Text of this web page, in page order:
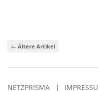
← Ältere Artikel
NETZPRISMA